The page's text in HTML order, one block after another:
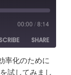
00:00 /8:14
SHARE
率化のために
試してみまし